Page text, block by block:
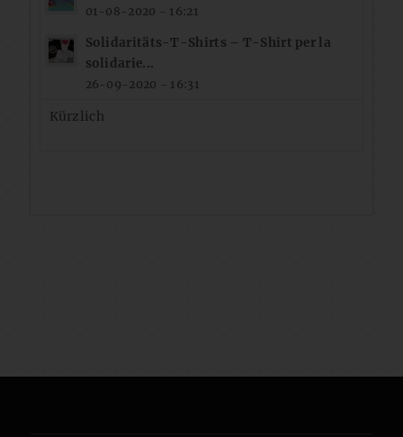
01-08-2020 - 16:21
Solidaritäts-T-Shirts – T-Shirt per la
solidarie...
26-09-2020 - 16:31
Kürzlich